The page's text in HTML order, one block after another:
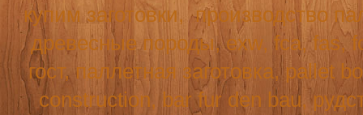
купим заготовки, производство
древесные породы, exw, fca, fas,
гост, паллетная заготовка, pallet
construction, bar fur den bau,